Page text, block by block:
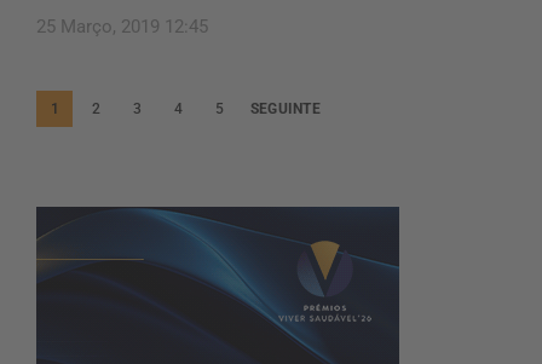
25 Março, 2019 12:45
P
n
1 2 3 4 5 SEGUINTE